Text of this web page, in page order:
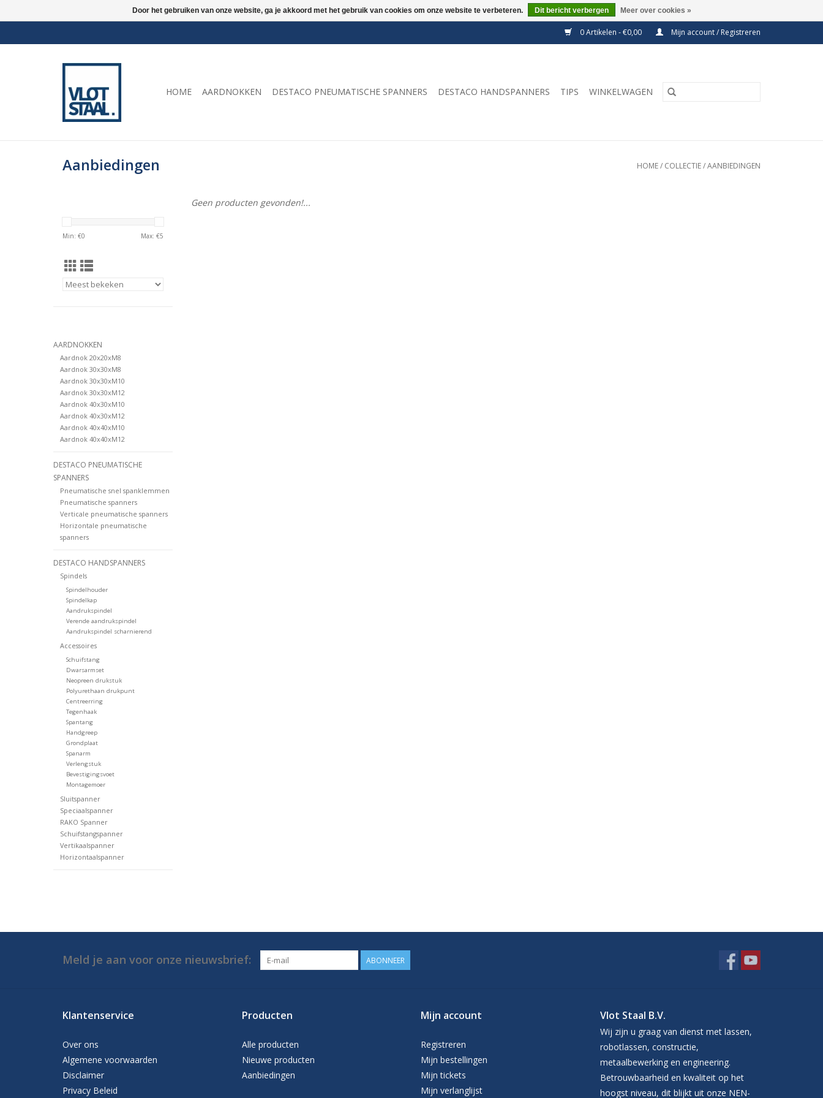
0 Artikelen - €0,00 Mijn account / Registreren
HOME AARDNOKKEN DESTACO PNEUMATISCHE SPANNERS DESTACO HANDSPANNERS TIPS WINKELWAGEN
Aanbiedingen HOME/ COLLECTIE/AANBIEDINGEN
Min: €0 Max: €5
AARDNOKKEN
Aardnok 20x20xM8
Aardnok 30x30xM8
Aardnok 30x30xM10
Aardnok 30x30xM12
Aardnok 40x30xM10
Aardnok 40x30xM12
Aardnok 40x40xM10
Aardnok 40x40xM12
DESTACO PNEUMATISCHE
SPANNERS
Pneumatische snel spanklemmen
Pneumatische spanners
Verticale pneumatische spanners
Horizontale pneumatische
spanners
DESTACO HANDSPANNERS
Spindels
Spindelhouder
Spindelkap
Aandrukspindel
Verende aandrukspindel
Aandrukspindel scharnierend
Accessoires
Schuifstang
Dwarsarmset
Neopreen drukstuk
Polyurethaan drukpunt
Centreerring
Tegenhaak
Spantang
Handgreep
Grondplaat
Spanarm
Verlengstuk
Bevestigingsvoet
Montagemoer
Sluitspanner
Speciaalspanner
RAKO Spanner
Schuifstangspanner
Vertikaalspanner
Horizontaalspanner
Geen producten gevonden!...
Meld je aan voor onze nieuwsbrief: ABONNEER
Klantenservice
Over ons
Algemene voorwaarden
Disclaimer
Privacy Beleid
Producten
Alle producten
Nieuwe producten
Aanbiedingen
Mijn account
Registreren
Mijn bestellingen
Mijn tickets
Mijn verlanglijst
Vlot Staal B.V.
Wij zijn u graag van dienst met lassen,
robotlassen, constructie,
metaalbewerking en engineering.
Betrouwbaarheid en kwaliteit op het
hoogst niveau, dit blijkt uit onze NEN-
Door het gebruiken van onze website, ga je akkoord met het gebruik van cookies om onze website te verbeteren. Dit bericht verbergen Meer over cookies »